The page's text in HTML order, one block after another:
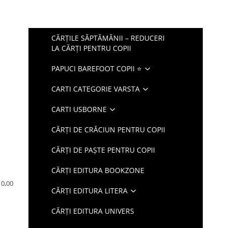
0,00
CĂRȚILE SĂPTĂMÂNII – REDUCERI
LA CĂRȚI PENTRU COPII
PAPUCI BAREFOOT COPII ⭐
CARTI CATEGORIE VARSTA
CARTI USBORNE
CĂRȚI DE CRĂCIUN PENTRU COPII
CĂRȚI DE PAȘTE PENTRU COPII
CĂRȚI EDITURA BOOKZONE
CĂRȚI EDITURA LITERA
CĂRȚI EDITURA UNIVERS